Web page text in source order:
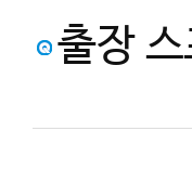
출장